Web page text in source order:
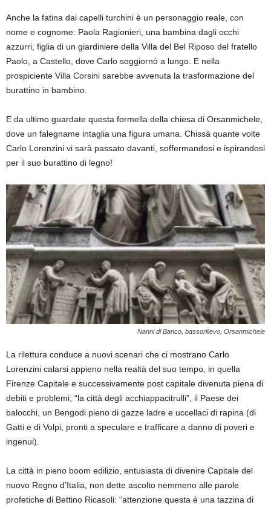
Anche la fatina dai capelli turchini è un personaggio reale, con
nome e cognome: Paola Ragionieri, una bambina dagli occhi
azzurri, figlia di un giardiniere della Villa del Bel Riposo del fratello
Paolo, a Castello, dove Carlo soggiornò a lungo. E nella
prospiciente Villa Corsini sarebbe avvenuta la trasformazione del
burattino in bambino.
E da ultimo guardate questa formella della chiesa di Orsanmichele,
dove un falegname intaglia una figura umana. Chissà quante volte
Carlo Lorenzini vi sarà passato davanti, soffermandosi e ispirandosi
per il suo burattino di legno!
Nanni di Banco, bassorilievo, Orsanmichele
La rilettura conduce a nuovi scenari che ci mostrano Carlo
Lorenzini calarsi appieno nella realtà del suo tempo, in quella
Firenze Capitale e successivamente post capitale divenuta piena di
debiti e problemi; “la città degli acchiappacitrulli”, il Paese dei
balocchi, un Bengodi pieno di gazze ladre e uccellaci di rapina (di
Gatti e di Volpi, pronti a speculare e trafficare a danno di poveri e
ingenui).
La città in pieno boom edilizio, entusiasta di divenire Capitale del
nuovo Regno d’Italia, non dette ascolto nemmeno alle parole
profetiche di Bettino Ricasoli: “attenzione questa è una tazzina di